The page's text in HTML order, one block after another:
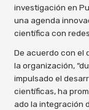
investigación en
una agenda
científica con
De acuerdo con el
la organización,
impulsado el
científicas, ha
ado la integración